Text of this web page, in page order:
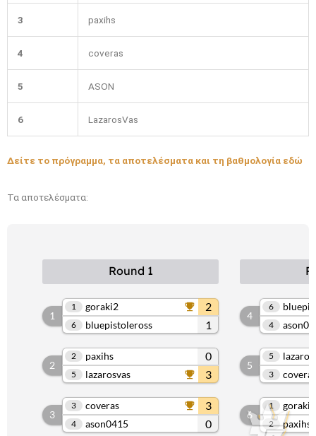
3 paxihs
4 coveras
5 ASON
6 LazarosVas
Δείτε το πρόγραμμα, τα αποτελέσματα και τη βαθμολογία εδώ
Τα αποτελέσματα: